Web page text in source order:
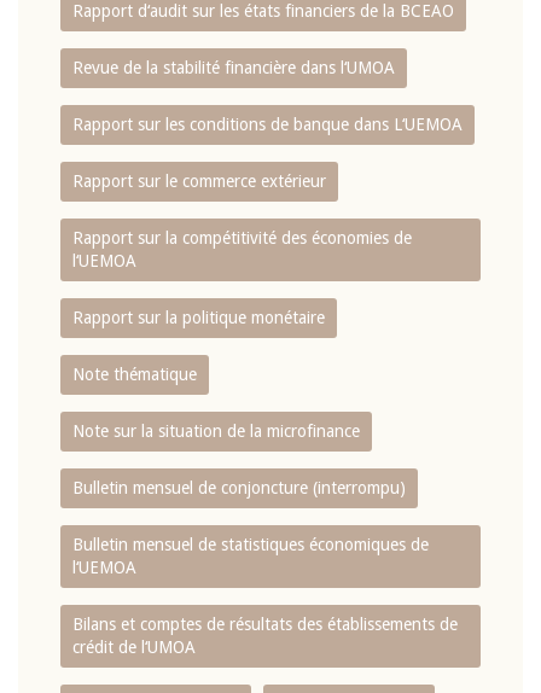
Rapport d‘audit sur les états financiers de la BCEAO
Revue de la stabilité financière dans l‘UMOA
Rapport sur les conditions de banque dans L‘UEMOA
Rapport sur le commerce extérieur
Rapport sur la compétitivité des économies de
l‘UEMOA
Rapport sur la politique monétaire
Note thématique
Note sur la situation de la microfinance
Bulletin mensuel de conjoncture (interrompu)
Bulletin mensuel de statistiques économiques de
l‘UEMOA
Bilans et comptes de résultats des établissements de
crédit de l‘UMOA